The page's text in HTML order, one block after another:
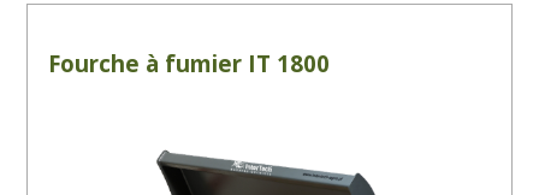
Fourche à fumier IT 1800